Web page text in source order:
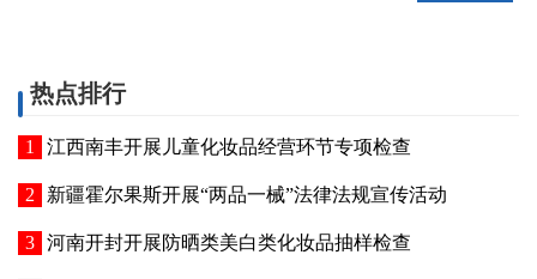
热点排行
江西南丰开展儿童化妆品经营环节专项检查
新疆霍尔果斯开展“两品一械”法律法规宣传活动
河南开封开展防晒类美白类化妆品抽样检查